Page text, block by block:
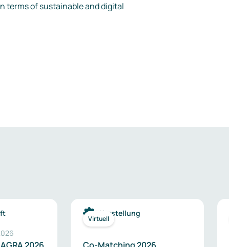
terms of sustainable and digital
Virtuell
Herstellung